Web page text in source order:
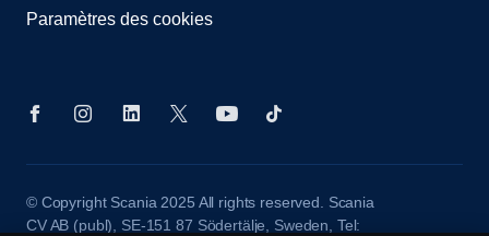
Paramètres des cookies
© Copyright Scania 2025 All rights reserved. Scania
CV AB (publ), SE-151 87 Södertälje, Sweden, Tel: